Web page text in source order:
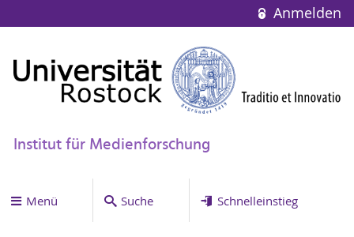
Anmelden
Institut für Medienforschung
Menü Suche Schnelleinstieg